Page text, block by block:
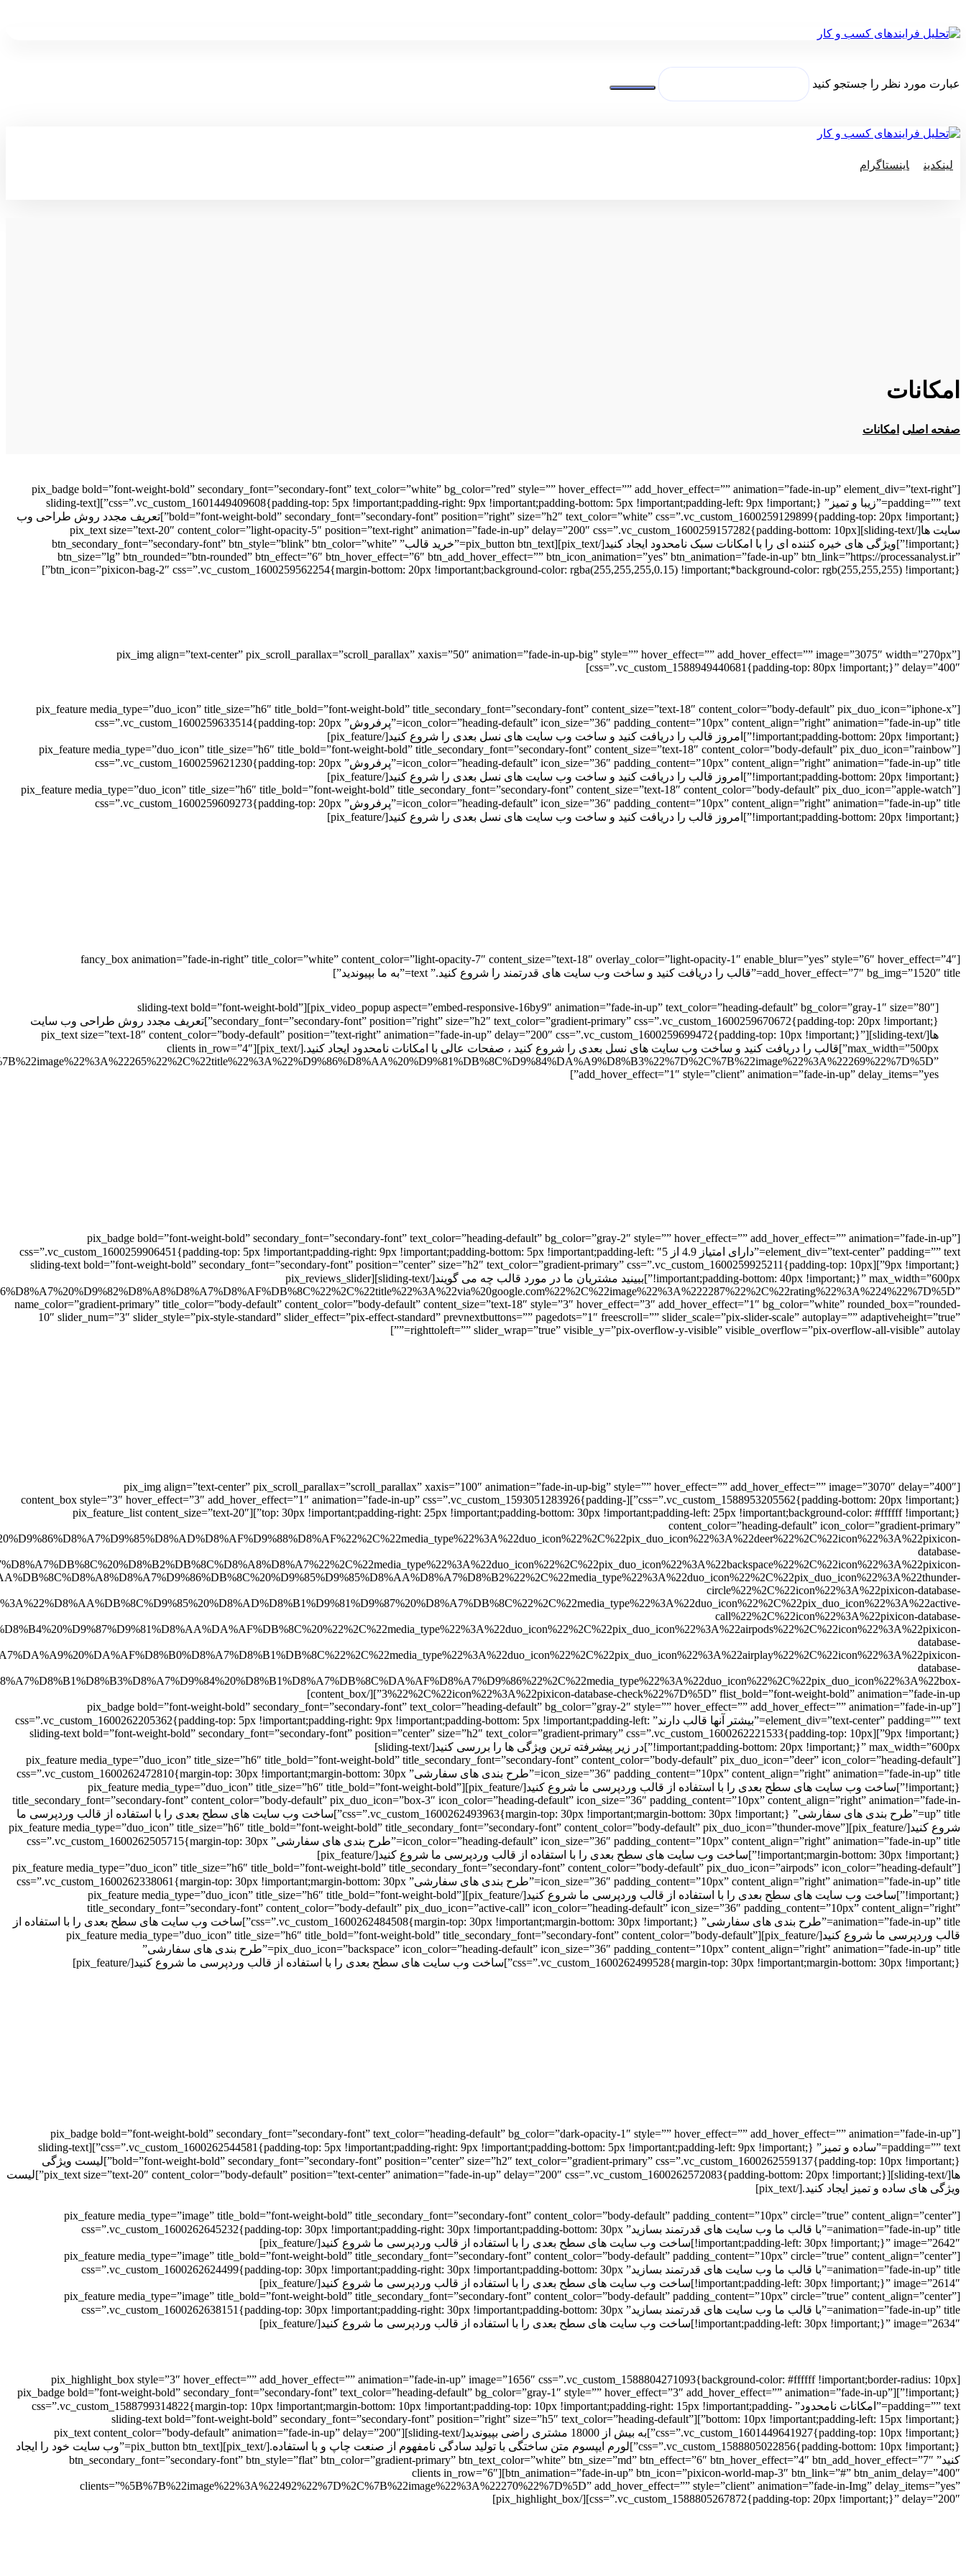
عبارت مورد نظر را جستجو کنید
لینکدین
اینستاگرام
امکانات
صفحه اصلی امکانات
[pix_badge bold=”font-weight-bold” secondary_font=”secondary-font” text_color=”white” bg_color=”red” style=”” hover_effect=”” add_hover_effect=”” animation=”fade-in-up” element_div=”text-right”
padding=”” text=”زیبا و تمیز” css=”.vc_custom_1601449409608{padding-top: 5px !important;padding-right: 9px !important;padding-bottom: 5px !important;padding-left: 9px !important;}”][sliding-text
bold=”font-weight-bold” secondary_font=”secondary-font” position=”right” size=”h2″ text_color=”white” css=”.vc_custom_1600259129899{padding-top: 20px !important;}”]تعریف مجدد روش طراحی وب
سایت ها[/sliding-text][pix_text size=”text-20″ content_color=”light-opacity-5″ position=”text-right” animation=”fade-in-up” delay=”200″ css=”.vc_custom_1600259157282{padding-bottom: 10px
!important;}”]ویژگی های خیره کننده ای را با امکانات سبک نامحدود ایجاد کنید[/pix_text][pix_button btn_text=”خرید قالب” btn_secondary_font=”secondary-font” btn_style=”blink” btn_color=”white”
btn_size=”lg” btn_rounded=”btn-rounded” btn_effect=”6″ btn_hover_effect=”6″ btn_add_hover_effect=”” btn_icon_animation=”yes” btn_animation=”fade-in-up” btn_link=”https://processanalyst.ir”
btn_icon=”pixicon-bag-2″ css=”.vc_custom_1600259562254{margin-bottom: 20px !important;background-color: rgba(255,255,255,0.15) !important;*background-color: rgb(255,255,255) !important;}”]
[pix_img align=”text-center” pix_scroll_parallax=”scroll_parallax” xaxis=”50″ animation=”fade-in-up-big” style=”” hover_effect=”” add_hover_effect=”” image=”3075″ width=”270px”
css=”.vc_custom_1588949440681{padding-top: 80px !important;}” delay=”400″]
[pix_feature media_type=”duo_icon” title_size=”h6″ title_bold=”font-weight-bold” title_secondary_font=”secondary-font” content_size=”text-18″ content_color=”body-default” pix_duo_icon=”iphone-x”
icon_color=”heading-default” icon_size=”36″ padding_content=”10px” content_align=”right” animation=”fade-in-up” title=”پرفروش” css=”.vc_custom_1600259633514{padding-top: 20px
!important;padding-bottom: 20px !important;}”]امروز قالب را دریافت کنید و ساخت وب سایت های نسل بعدی را شروع کنید[/pix_feature]
[pix_feature media_type=”duo_icon” title_size=”h6″ title_bold=”font-weight-bold” title_secondary_font=”secondary-font” content_size=”text-18″ content_color=”body-default” pix_duo_icon=”rainbow”
icon_color=”heading-default” icon_size=”36″ padding_content=”10px” content_align=”right” animation=”fade-in-up” title=”پرفروش” css=”.vc_custom_1600259621230{padding-top: 20px
!important;padding-bottom: 20px !important;}”]امروز قالب را دریافت کنید و ساخت وب سایت های نسل بعدی را شروع کنید[/pix_feature]
[pix_feature media_type=”duo_icon” title_size=”h6″ title_bold=”font-weight-bold” title_secondary_font=”secondary-font” content_size=”text-18″ content_color=”body-default” pix_duo_icon=”apple-watch”
icon_color=”heading-default” icon_size=”36″ padding_content=”10px” content_align=”right” animation=”fade-in-up” title=”پرفروش” css=”.vc_custom_1600259609273{padding-top: 20px
!important;padding-bottom: 20px !important;}”]امروز قالب را دریافت کنید و ساخت وب سایت های نسل بعدی را شروع کنید[/pix_feature]
[fancy_box animation=”fade-in-right” title_color=”white” content_color=”light-opacity-7″ content_size=”text-18″ overlay_color=”light-opacity-1″ enable_blur=”yes” style=”6″ hover_effect=”4″
add_hover_effect=”7″ bg_img=”1520″ title=”قالب را دریافت کنید و ساخت وب سایت های قدرتمند را شروع کنید.” text=”به ما بپیوندید”]
[pix_video_popup aspect=”embed-responsive-16by9″ animation=”fade-in-up” text_color=”heading-default” bg_color=”gray-1″ size=”80″][sliding-text bold=”font-weight-bold”
secondary_font=”secondary-font” position=”right” size=”h2″ text_color=”gradient-primary” css=”.vc_custom_1600259670672{padding-top: 20px !important;}”]تعریف مجدد روش طراحی وب سایت
ها[/sliding-text][pix_text size=”text-18″ content_color=”body-default” position=”text-right” animation=”fade-in-up” delay=”200″ css=”.vc_custom_1600259699472{padding-top: 10px !important;}”
max_width=”500px”]قالب را دریافت کنید و ساخت وب سایت های نسل بعدی را شروع کنید ، صفحات عالی با امکانات نامحدود ایجاد کنید.[/pix_text][clients in_row=”4″
add_hover_effect=”1″ style=”client” animation=”fade-in-up” delay_items=”yes”]
[pix_badge bold=”font-weight-bold” secondary_font=”secondary-font” text_color=”heading-default” bg_color=”gray-2″ style=”” hover_effect=”” add_hover_effect=”” animation=”fade-in-up”
element_div=”text-center” padding=”” text=”دارای امتیاز 4.9 از 5″ css=”.vc_custom_1600259906451{padding-top: 5px !important;padding-right: 9px !important;padding-bottom: 5px !important;padding-left:
9px !important;}”][sliding-text bold=”font-weight-bold” secondary_font=”secondary-font” position=”center” size=”h2″ text_color=”gradient-primary” css=”.vc_custom_1600259925211{padding-top: 10px
!important;padding-bottom: 40px !important;}” max_width=”600px”]ببینید مشتریان ما در مورد قالب چه می گویند[/sliding-text][pix_reviews_slider
name_color=”gradient-primary” title_color=”body-default” content_color=”body-default” content_size=”text-18″ style=”3″ hover_effect=”3″ add_hover_effect=”1″ bg_color=”white” rounded_box=”rounded-
10″ slider_num=”3″ slider_style=”pix-style-standard” slider_effect=”pix-effect-standard” prevnextbuttons=”” pagedots=”1″ freescroll=”” slider_scale=”pix-slider-scale” autoplay=”” adaptiveheight=”true”
righttoleft=”” slider_wrap=”true” visible_y=”pix-overflow-y-visible” visible_overflow=”pix-overflow-all-visible” autolay=””]
[pix_img align=”text-center” pix_scroll_parallax=”scroll_parallax” xaxis=”100″ animation=”fade-in-up-big” style=”” hover_effect=”” add_hover_effect=”” image=”3070″ delay=”400″
css=”.vc_custom_1588953205562{padding-bottom: 20px !important;}”][content_box style=”3″ hover_effect=”3″ add_hover_effect=”1″ animation=”fade-in-up” css=”.vc_custom_1593051283926{padding-
top: 30px !important;padding-right: 25px !important;padding-bottom: 30px !important;padding-left: 25px !important;background-color: #ffffff !important;}”][pix_feature_list content_size=”text-20″
content_color=”heading-default” icon_color=”gradient-primary”
database-
circle%22%2C%22icon%22%3A%22pixicon-database-
call%22%2C%22icon%22%3A%22pixicon-database-
database-
database-
3%22%2C%22icon%22%3A%22pixicon-database-check%22%7D%5D” flist_bold=”font-weight-bold” animation=”fade-in-up”][/content_box]
[pix_badge bold=”font-weight-bold” secondary_font=”secondary-font” text_color=”heading-default” bg_color=”gray-2″ style=”” hover_effect=”” add_hover_effect=”” animation=”fade-in-up”
element_div=”text-center” padding=”” text=”بیشتر آنها قالب دارند” css=”.vc_custom_1600262205362{padding-top: 5px !important;padding-right: 9px !important;padding-bottom: 5px !important;padding-left:
9px !important;}”][sliding-text bold=”font-weight-bold” secondary_font=”secondary-font” position=”center” size=”h2″ text_color=”gradient-primary” css=”.vc_custom_1600262221533{padding-top: 10px
!important;padding-bottom: 20px !important;}” max_width=”600px”]در زیر پیشرفته ترین ویژگی ها را بررسی کنید[/sliding-text]
[pix_feature media_type=”duo_icon” title_size=”h6″ title_bold=”font-weight-bold” title_secondary_font=”secondary-font” content_color=”body-default” pix_duo_icon=”deer” icon_color=”heading-default”
icon_size=”36″ padding_content=”10px” content_align=”right” animation=”fade-in-up” title=”طرح بندی های سفارشی” css=”.vc_custom_1600262472810{margin-top: 30px !important;margin-bottom: 30px
!important;}”]ساخت وب سایت های سطح بعدی را با استفاده از قالب وردپرسی ما شروع کنید[/pix_feature][pix_feature media_type=”duo_icon” title_size=”h6″ title_bold=”font-weight-bold”
title_secondary_font=”secondary-font” content_color=”body-default” pix_duo_icon=”box-3″ icon_color=”heading-default” icon_size=”36″ padding_content=”10px” content_align=”right” animation=”fade-in-
up” title=”طرح بندی های سفارشی” css=”.vc_custom_1600262493963{margin-top: 30px !important;margin-bottom: 30px !important;}”]ساخت وب سایت های سطح بعدی را با استفاده از قالب وردپرسی ما
شروع کنید[/pix_feature][pix_feature media_type=”duo_icon” title_size=”h6″ title_bold=”font-weight-bold” title_secondary_font=”secondary-font” content_color=”body-default” pix_duo_icon=”thunder-move”
icon_color=”heading-default” icon_size=”36″ padding_content=”10px” content_align=”right” animation=”fade-in-up” title=”طرح بندی های سفارشی” css=”.vc_custom_1600262505715{margin-top: 30px
!important;margin-bottom: 30px !important;}”]ساخت وب سایت های سطح بعدی را با استفاده از قالب وردپرسی ما شروع کنید[/pix_feature]
[pix_feature media_type=”duo_icon” title_size=”h6″ title_bold=”font-weight-bold” title_secondary_font=”secondary-font” content_color=”body-default” pix_duo_icon=”airpods” icon_color=”heading-default”
icon_size=”36″ padding_content=”10px” content_align=”right” animation=”fade-in-up” title=”طرح بندی های سفارشی” css=”.vc_custom_1600262338061{margin-top: 30px !important;margin-bottom: 30px
!important;}”]ساخت وب سایت های سطح بعدی را با استفاده از قالب وردپرسی ما شروع کنید[/pix_feature][pix_feature media_type=”duo_icon” title_size=”h6″ title_bold=”font-weight-bold”
title_secondary_font=”secondary-font” content_color=”body-default” pix_duo_icon=”active-call” icon_color=”heading-default” icon_size=”36″ padding_content=”10px” content_align=”right”
animation=”fade-in-up” title=”طرح بندی های سفارشی” css=”.vc_custom_1600262484508{margin-top: 30px !important;margin-bottom: 30px !important;}”]ساخت وب سایت های سطح بعدی را با استفاده از
قالب وردپرسی ما شروع کنید[/pix_feature][pix_feature media_type=”duo_icon” title_size=”h6″ title_bold=”font-weight-bold” title_secondary_font=”secondary-font” content_color=”body-default”
pix_duo_icon=”backspace” icon_color=”heading-default” icon_size=”36″ padding_content=”10px” content_align=”right” animation=”fade-in-up” title=”طرح بندی های سفارشی”
css=”.vc_custom_1600262499528{margin-top: 30px !important;margin-bottom: 30px !important;}”]ساخت وب سایت های سطح بعدی را با استفاده از قالب وردپرسی ما شروع کنید[/pix_feature]
[pix_badge bold=”font-weight-bold” secondary_font=”secondary-font” text_color=”heading-default” bg_color=”dark-opacity-1″ style=”” hover_effect=”” add_hover_effect=”” animation=”fade-in-up”
padding=”” text=”ساده و تمیز” css=”.vc_custom_1600262544581{padding-top: 5px !important;padding-right: 9px !important;padding-bottom: 5px !important;padding-left: 9px !important;}”][sliding-text
bold=”font-weight-bold” secondary_font=”secondary-font” position=”center” size=”h2″ text_color=”gradient-primary” css=”.vc_custom_1600262559137{padding-top: 10px !important;}”]لیست ویژگی
ها[/sliding-text][pix_text size=”text-20″ content_color=”body-default” position=”text-center” animation=”fade-in-up” delay=”200″ css=”.vc_custom_1600262572083{padding-bottom: 20px !important;}”]لیست
ویژگی های ساده و تمیز ایجاد کنید.[/pix_text]
[pix_feature media_type=”image” title_bold=”font-weight-bold” title_secondary_font=”secondary-font” content_color=”body-default” padding_content=”10px” circle=”true” content_align=”center”
animation=”fade-in-up” title=”با قالب ما وب سایت های قدرتمند بسازید” css=”.vc_custom_1600262645232{padding-top: 30px !important;padding-right: 30px !important;padding-bottom: 30px
!important;padding-left: 30px !important;}” image=”2642″]ساخت وب سایت های سطح بعدی را با استفاده از قالب وردپرسی ما شروع کنید[/pix_feature]
[pix_feature media_type=”image” title_bold=”font-weight-bold” title_secondary_font=”secondary-font” content_color=”body-default” padding_content=”10px” circle=”true” content_align=”center”
animation=”fade-in-up” title=”با قالب ما وب سایت های قدرتمند بسازید” css=”.vc_custom_1600262624499{padding-top: 30px !important;padding-right: 30px !important;padding-bottom: 30px
!important;padding-left: 30px !important;}” image=”2614″]ساخت وب سایت های سطح بعدی را با استفاده از قالب وردپرسی ما شروع کنید[/pix_feature]
[pix_feature media_type=”image” title_bold=”font-weight-bold” title_secondary_font=”secondary-font” content_color=”body-default” padding_content=”10px” circle=”true” content_align=”center”
animation=”fade-in-up” title=”با قالب ما وب سایت های قدرتمند بسازید” css=”.vc_custom_1600262638151{padding-top: 30px !important;padding-right: 30px !important;padding-bottom: 30px
!important;padding-left: 30px !important;}” image=”2634″]ساخت وب سایت های سطح بعدی را با استفاده از قالب وردپرسی ما شروع کنید[/pix_feature]
[pix_highlight_box style=”3″ hover_effect=”” add_hover_effect=”” animation=”fade-in-up” image=”1656″ css=”.vc_custom_1588804271093{background-color: #ffffff !important;border-radius: 10px
!important;}”][pix_badge bold=”font-weight-bold” secondary_font=”secondary-font” text_color=”heading-default” bg_color=”gray-1″ style=”” hover_effect=”3″ add_hover_effect=”” animation=”fade-in-up”
padding=”” text=”امکانات نامحدود” css=”.vc_custom_1588799314822{margin-top: 10px !important;margin-bottom: 10px !important;padding-top: 10px !important;padding-right: 15px !important;padding-
bottom: 10px !important;padding-left: 15px !important;}”][sliding-text bold=”font-weight-bold” secondary_font=”secondary-font” position=”right” size=”h5″ text_color=”heading-default”
css=”.vc_custom_1601449641927{padding-top: 10px !important;}”]به بیش از 18000 مشتری راضی بپیوندید[/sliding-text][pix_text content_color=”body-default” animation=”fade-in-up” delay=”200″
css=”.vc_custom_1588805022856{padding-bottom: 10px !important;}”]لورم ایپسوم متن ساختگی با تولید سادگی نامفهوم از صنعت چاپ و با استفاده.[/pix_text][pix_button btn_text=”وب سایت خود را ایجاد
کنید” btn_secondary_font=”secondary-font” btn_style=”flat” btn_color=”gradient-primary” btn_text_color=”white” btn_size=”md” btn_effect=”6″ btn_hover_effect=”4″ btn_add_hover_effect=”7″
btn_animation=”fade-in-up” btn_icon=”pixicon-world-map-3″ btn_link=”#” btn_anim_delay=”400″][clients in_row=”6″
clients=”%5B%7B%22image%22%3A%22492%22%7D%2C%7B%22image%22%3A%22270%22%7D%5D” add_hover_effect=”” style=”client” animation=”fade-in-Img” delay_items=”yes”
css=”.vc_custom_1588805267872{padding-top: 20px !important;}” delay=”200″][/pix_highlight_box]